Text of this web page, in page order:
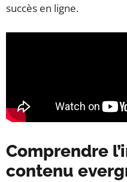
succès en ligne.
Comprendre
contenu